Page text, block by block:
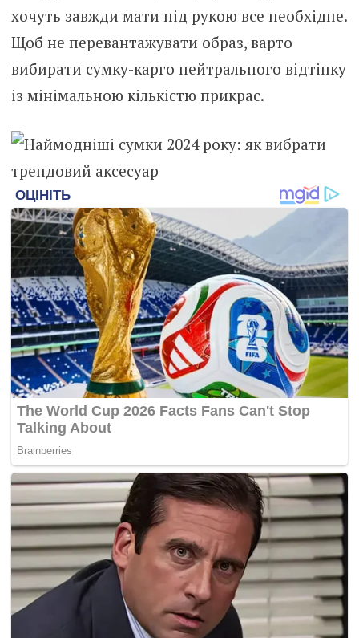
хочуть завжди мати під рукою все необхідне.
Щоб не перевантажувати образ, варто
вибирати сумку-карго нейтрального відтінку
із мінімальною кількістю прикрас.